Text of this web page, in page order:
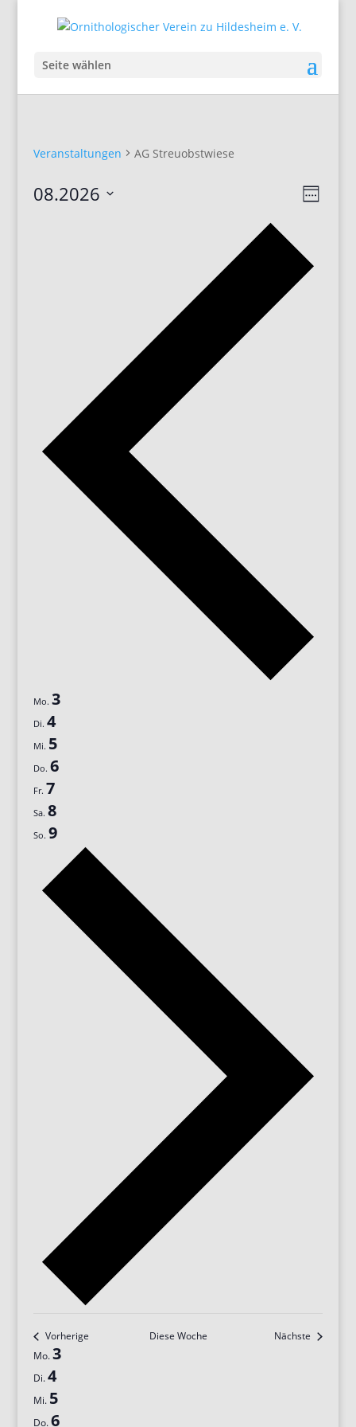
Seite wählen
Veranstaltungen AG Streuobstwiese
Woche
08.2026
Mo. 3
Di. 4
Mi. 5
Do. 6
Fr. 7
Sa. 8
So. 9
Nächste
Woche
Vorherige Diese Woche Nächste
Woche
von
Veranstaltungen
Mo.3
Di.4
Mi. 5
Do.6